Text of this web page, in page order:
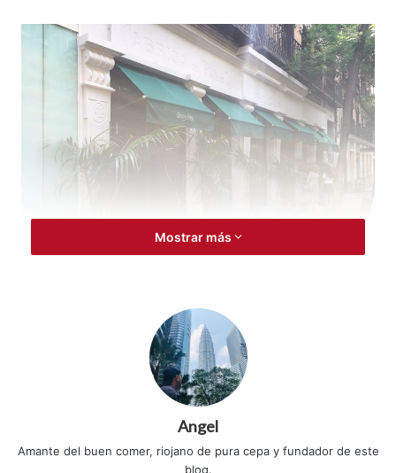
Restaurante Amazónico en Madrid
Un primer espacio con barra semicircular, para tomar
copas, cuenta con una decoración en la que prima la
enfrentado a la cocina show cooking.
Mostrar más
Angel
Amante del buen comer, riojano de pura cepa y fundador de este
blog.